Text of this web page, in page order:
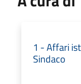
1 - Affari
Sindaco